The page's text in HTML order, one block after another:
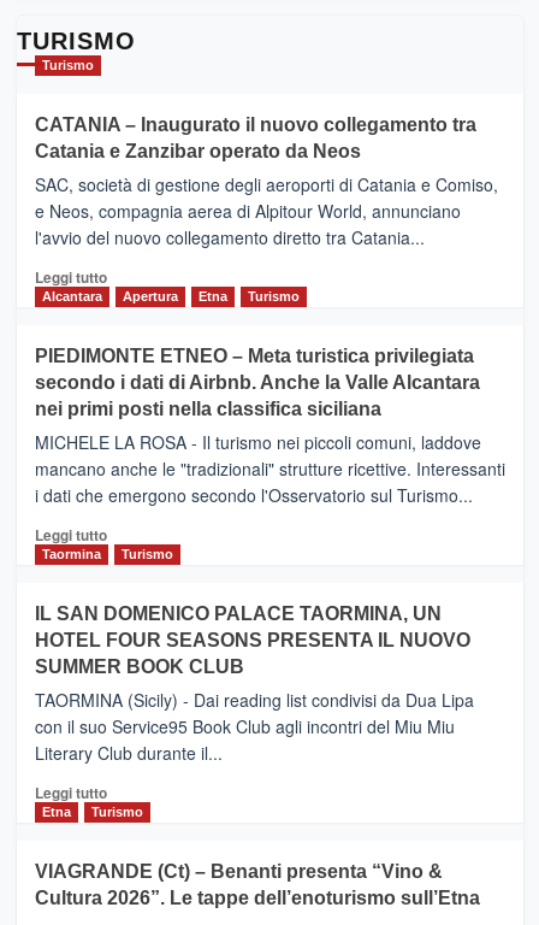
TURISMO
Turismo
CATANIA – Inaugurato il nuovo collegamento tra
Catania e Zanzibar operato da Neos
SAC, società di gestione degli aeroporti di Catania e Comiso,
e Neos, compagnia aerea di Alpitour World, annunciano
l'avvio del nuovo collegamento diretto tra Catania...
Leggi tuttoLeggi
CATANIA
–
Inaugurato
il
nuovo
collegamento
tra
e
Zanzibar
da
Neos
Alcantara Apertura Etna Turismo
PIEDIMONTE ETNEO – Meta turistica privilegiata
secondo i dati di Airbnb. Anche la Valle Alcantara
nei primi posti nella classifica siciliana
MICHELE LA ROSA - Il turismo nei piccoli comuni, laddove
mancano anche le "tradizionali" strutture ricettive. Interessanti
i dati che emergono secondo l'Osservatorio sul Turismo...
Leggi tuttoLeggi
PIEDIMONTE
ETNEO
–
Meta
turistica
privilegiata
secondo
dati
di
Anche
la
Taormina Turismo
IL SAN DOMENICO PALACE TAORMINA, UN
HOTEL FOUR SEASONS PRESENTA IL NUOVO
SUMMER BOOK CLUB
TAORMINA (Sicily) - Dai reading list condivisi da Dua Lipa
con il suo Service95 Book Club agli incontri del Miu Miu
Literary Club durante il...
Leggi tuttoLeggi
di
IL
SAN
Etna Turismo
VIAGRANDE (Ct) – Benanti presenta “Vino &
Cultura 2026”. Le tappe dell’enoturismo sull’Etna